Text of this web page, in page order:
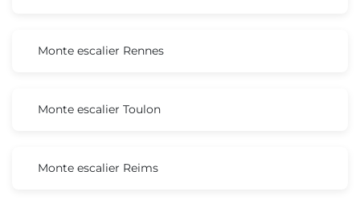
Monte escalier Rennes
Monte escalier Toulon
Monte escalier Reims